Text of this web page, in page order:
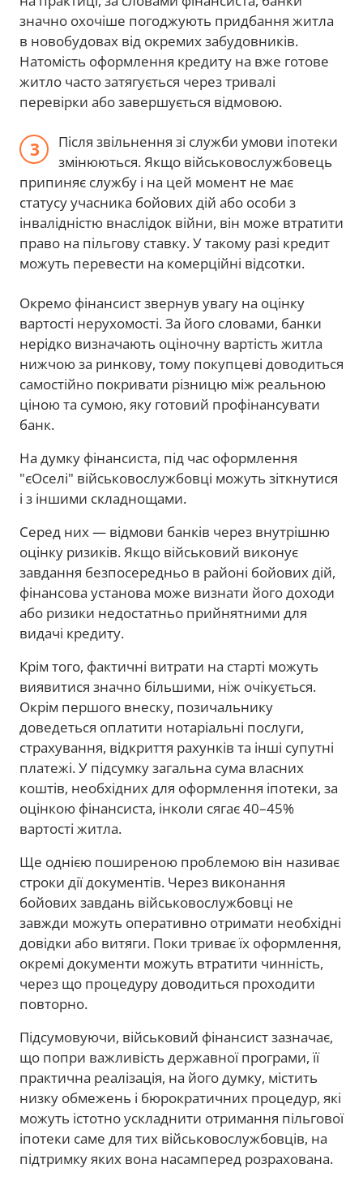
значно охочіше погоджують придбання житла
в новобудовах від окремих забудовників.
Натомість оформлення кредиту на вже готове
житло часто затягується через тривалі
перевірки або завершується відмовою.
Після звільнення зі служби умови іпотеки
змінюються. Якщо військовослужбовець
припиняє службу і на цей момент не має
статусу учасника бойових дій або особи з
інвалідністю внаслідок війни, він може втратити
право на пільгову ставку. У такому разі кредит
можуть перевести на комерційні відсотки.
Окремо фінансист звернув увагу на оцінку
вартості нерухомості. За його словами, банки
нерідко визначають оціночну вартість житла
нижчою за ринкову, тому покупцеві доводиться
самостійно покривати різницю між реальною
ціною та сумою, яку готовий профінансувати
банк.
На думку фінансиста, під час оформлення
"єОселі" військовослужбовці можуть зіткнутися
і з іншими складнощами.
Серед них — відмови банків через внутрішню
оцінку ризиків. Якщо військовий виконує
завдання безпосередньо в районі бойових дій,
фінансова установа може визнати його доходи
або ризики недостатньо прийнятними для
видачі кредиту.
Крім того, фактичні витрати на старті можуть
виявитися значно більшими, ніж очікується.
Окрім першого внеску, позичальнику
доведеться оплатити нотаріальні послуги,
страхування, відкриття рахунків та інші супутні
платежі. У підсумку загальна сума власних
коштів, необхідних для оформлення іпотеки, за
оцінкою фінансиста, інколи сягає 40–45%
вартості житла.
Ще однією поширеною проблемою він називає
строки дії документів. Через виконання
бойових завдань військовослужбовці не
завжди можуть оперативно отримати необхідні
довідки або витяги. Поки триває їх оформлення,
окремі документи можуть втратити чинність,
через що процедуру доводиться проходити
повторно.
Підсумовуючи, військовий фінансист зазначає,
що попри важливість державної програми, її
практична реалізація, на його думку, містить
низку обмежень і бюрократичних процедур, які
можуть істотно ускладнити отримання пільгової
іпотеки саме для тих військовослужбовців, на
підтримку яких вона насамперед розрахована.